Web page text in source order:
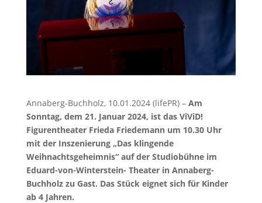
Annaberg-Buchholz, 10.01.2024 (lifePR) – Am
Sonntag, dem 21. Januar 2024, ist das ViViD!
Figurentheater Frieda Friedemann um 10.30 Uhr
mit der Inszenierung „Das klingende
Weihnachtsgeheimnis“ auf der Studiobühne im
Eduard-von-Winterstein- Theater in Annaberg-
Buchholz zu Gast. Das Stück eignet sich für Kinder
ab 4 Jahren.